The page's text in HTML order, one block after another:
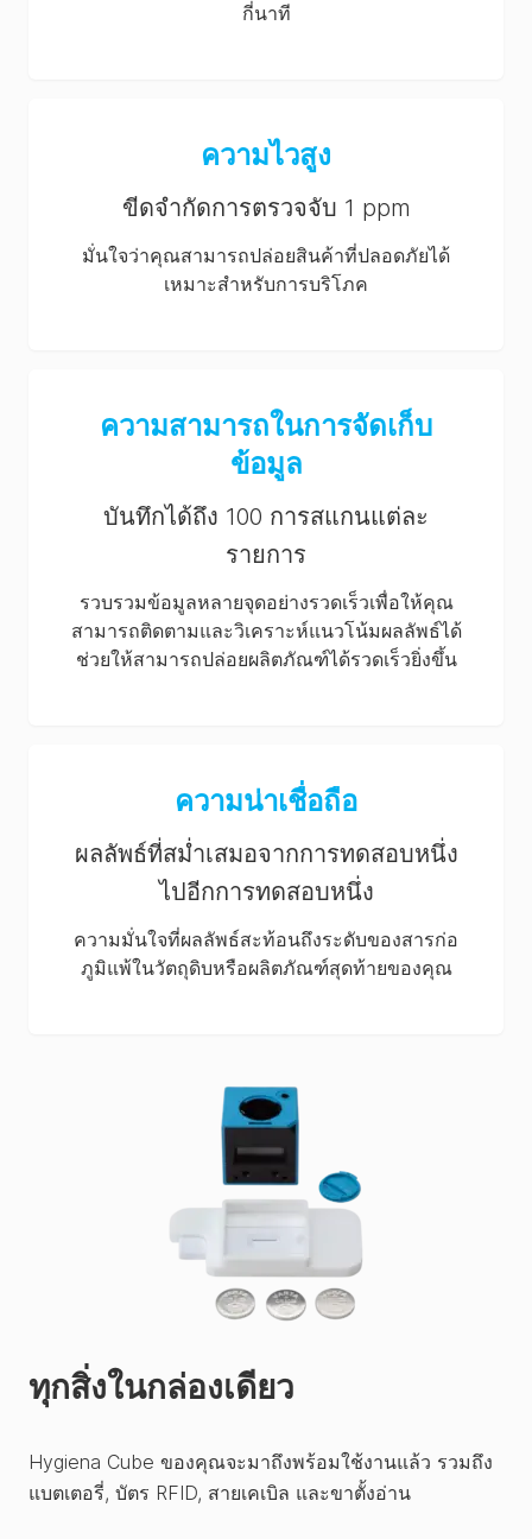
กี่นาที
ความไวสูง
ขีดจำกัดการตรวจจับ 1 ppm
มั่นใจว่าคุณสามารถปล่อยสินค้าที่ปลอดภัยได้
เหมาะสำหรับการบริโภค
ความสามารถในการจัดเก็บ
ข้อมูล
บันทึกได้ถึง 100 การสแกนแต่ละ
รายการ
รวบรวมข้อมูลหลายจุดอย่างรวดเร็วเพื่อให้คุณ
สามารถติดตามและวิเคราะห์แนวโน้มผลลัพธ์ได้
ช่วยให้สามารถปล่อยผลิตภัณฑ์ได้รวดเร็วยิ่งขึ้น
ความน่าเชื่อถือ
ผลลัพธ์ที่สม่ำเสมอจากการทดสอบหนึ่ง
ไปอีกการทดสอบหนึ่ง
ความมั่นใจที่ผลลัพธ์สะท้อนถึงระดับของสารก่อ
ภูมิแพ้ในวัตถุดิบหรือผลิตภัณฑ์สุดท้ายของคุณ
ทุกสิ่งในกล่องเดียว
Hygiena Cube ของคุณจะมาถึงพร้อมใช้งานแล้ว รวมถึง
แบตเตอรี่, บัตร RFID, สายเคเบิล และขาตั้งอ่าน